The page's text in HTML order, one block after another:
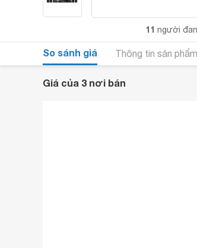
11 người
So sánh giá Thông tin sản phẩm
Giá của 3 nơi bán